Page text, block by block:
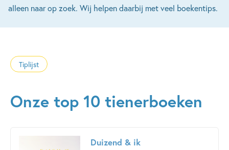
alleen naar op zoek. Wij helpen daarbij met veel boekentips.
Tiplijst
Onze top 10 tienerboeken
Duizend & ik